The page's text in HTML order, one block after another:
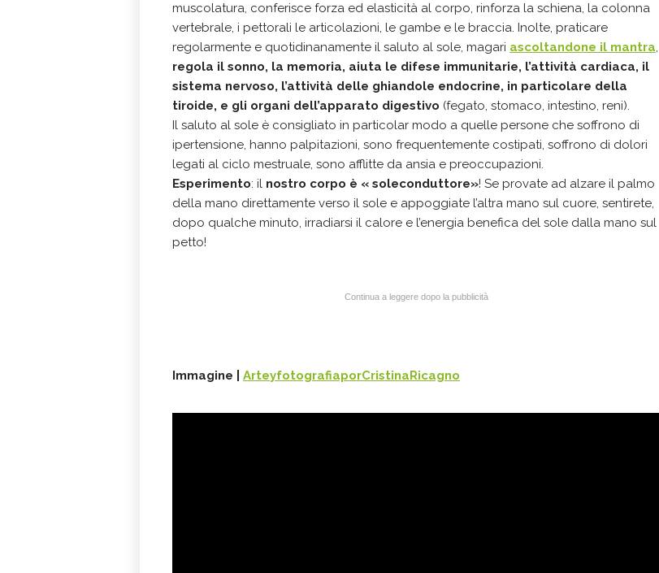
muscolatura, conferisce forza ed elasticità al corpo, rinforza la schiena, la colonna
vertebrale, i pettorali le articolazioni, le gambe e le braccia. Inolte, praticare
regolarmente e quotidinanamente il saluto al sole, magari ascoltandone il mantra,
regola il sonno, la memoria, aiuta le difese immunitarie, l’attività cardiaca, il
sistema nervoso, l’attività delle ghiandole endocrine, in particolare della
tiroide, e gli organi dell’apparato digestivo (fegato, stomaco, intestino, reni).
Il saluto al sole è consigliato in particolar modo a quelle persone che soffrono di
ipertensione, hanno palpitazioni, sono frequentemente costipati, soffrono di dolori
legati al ciclo mestruale, sono afflitte da ansia e preoccupazioni.
Esperimento: il nostro corpo è « soleconduttore»! Se provate ad alzare il palmo
della mano direttamente verso il sole e appoggiate l’altra mano sul cuore, sentirete,
dopo qualche minuto, irradiarsi il calore e l’energia benefica del sole dalla mano sul
petto!
Continua a leggere dopo la pubblicità
Immagine | ArteyfotografiaporCristinaRicagno